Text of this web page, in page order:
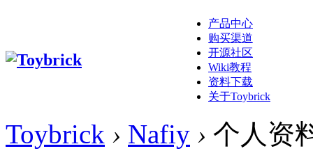
产品中心
购买渠道
开源社区
Wiki教程
资料下载
关于Toybrick
Toybrick › Nafiy › 个人资